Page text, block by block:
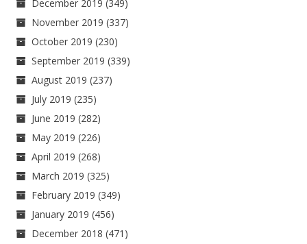
December 2019 (349)
November 2019 (337)
October 2019 (230)
September 2019 (339)
August 2019 (237)
July 2019 (235)
June 2019 (282)
May 2019 (226)
April 2019 (268)
March 2019 (325)
February 2019 (349)
January 2019 (456)
December 2018 (471)